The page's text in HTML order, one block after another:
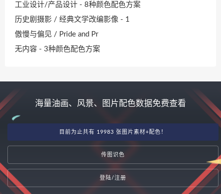
工业设计/产品设计 - 8种颜色配色方案
历史剧摄影 / 经典文学改编影像 - 1
傲慢与偏见 / Pride and Pr
无内容 - 3种颜色配色方案
海量油画、风景、图片配色数据免费查看
目前为止共有 19983 张图片素材+配色！
传图识色
登陆/注册